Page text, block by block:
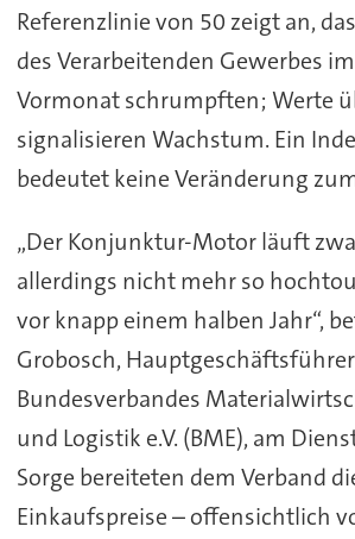
Referenzlinie von 50 zeigt an,
des Verarbeitenden Gewerbes
Vormonat schrumpften; Werte
signalisieren Wachstum. Ein
bedeutet keine Veränderung
„Der Konjunktur-Motor läuft
allerdings nicht mehr so
vor knapp einem halben Jahr“,
Grobosch,
Bundesverbandes
und Logistik e.V. (BME), am
Sorge bereiteten dem Verband
Einkaufspreise – offensichtlich